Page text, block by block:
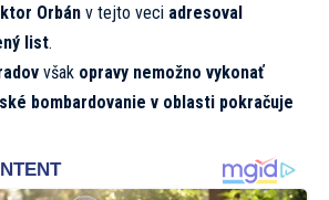
Orbán v tejto veci adresoval
list.
však opravy nemožno vykonať
bombardovanie v oblasti pokračuje